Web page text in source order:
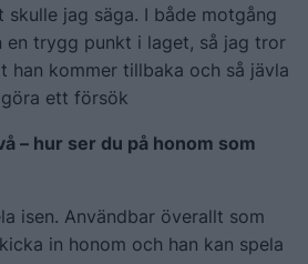
skulle jag säga. I både motgång
en trygg punkt i laget, så jag tror
han kommer tillbaka och så jävla
ett försök
– hur ser du på honom som
isen. Användbar överallt som
in honom och han kan spela